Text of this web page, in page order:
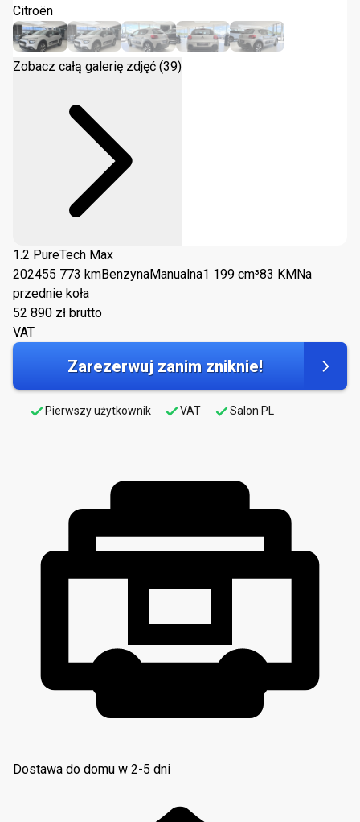
Citroën
Zobacz całą galerię zdjęć (39)
1.2 PureTech Max
202455 773 kmBenzynaManualna1 199 cm³83 KM Na
przednie koła
52 890 zł brutto
VAT
Zarezerwuj zanim zniknie!
Pierwszy użytkownik VAT Salon PL
Dostawa do domu w 2-5 dni